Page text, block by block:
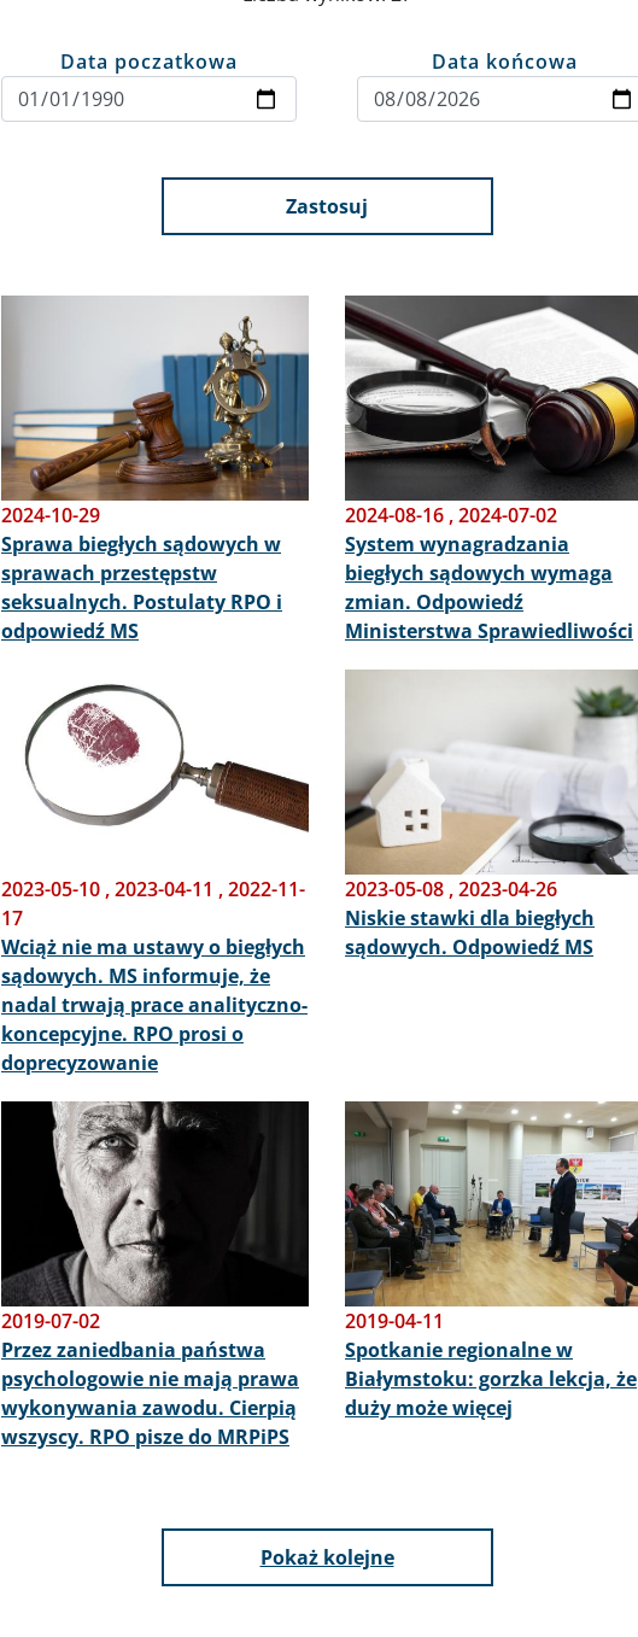
Data poczatkowa Data końcowa
Zastosuj
2024-10-29
Sprawa biegłych sądowych w
sprawach przestępstw
seksualnych. Postulaty RPO i
odpowiedź MS
Obraz
2024-08-16 ,2024-07-02
System wynagradzania
biegłych sądowych wymaga
zmian. Odpowiedź
Ministerstwa Sprawiedliwości
2023-05-10 ,2023-04-11 ,2022-11-
17
Wciąż nie ma ustawy o biegłych
sądowych. MS informuje, że
nadal trwają prace analityczno-
koncepcyjne. RPO prosi o
doprecyzowanie
2023-05-08 ,2023-04-26
Niskie stawki dla biegłych
sądowych. Odpowiedź MS
Obraz
2019-07-02
Przez zaniedbania państwa
psychologowie nie mają prawa
wykonywania zawodu. Cierpią
wszyscy. RPO pisze do MRPiPS
Obraz
2019-04-11
Spotkanie regionalne w
Białymstoku: gorzka lekcja, że
duży może więcej
Pokaż kolejne